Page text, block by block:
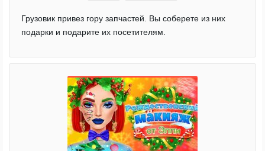
Грузовик привез гору запчастей. Вы соберете из них
подарки и подарите их посетителям.